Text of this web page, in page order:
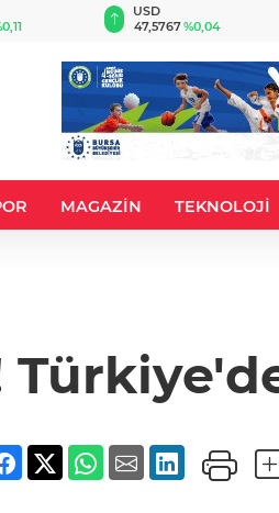
USD
47,5767%0,04
MAGAZİN TEKNOLOJİ